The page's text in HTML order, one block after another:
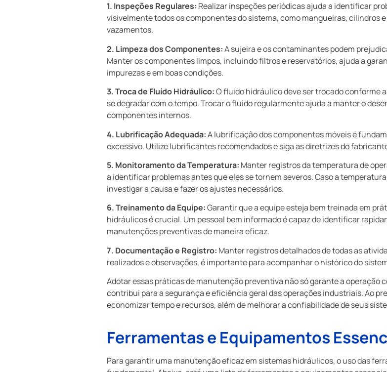
1. Inspeções Regulares: Realizar inspeções periódicas ajuda a identificar
visivelmente todos os componentes do sistema, como mangueiras, cilindros
vazamentos.
2. Limpeza dos Componentes:A sujeira e os contaminantes podem
Manter os componentes limpos, incluindo filtros e reservatórios, ajuda a
impurezas e em boas condições.
3. Troca de Fluído Hidráulico:O fluido hidráulico deve ser trocado conforme
se degradar com o tempo. Trocar o fluido regularmente ajuda a manter o
componentes internos.
4. Lubrificação Adequada:A lubrificação dos componentes móveis é
excessivo. Utilize lubrificantes recomendados e siga as diretrizes do
5. Monitoramento da Temperatura: Manter registros da temperatura de
a identificar problemas antes que eles se tornem severos. Caso a
investigar a causa e fazer os ajustes necessários.
6. Treinamento da Equipe:Garantir que a equipe esteja bem treinada em
hidráulicos é crucial. Um pessoal bem informado é capaz de identificar
manutenções preventivas de maneira eficaz.
7. Documentação e Registro: Manter registros detalhados de todas as
realizados e observações, é importante para acompanhar o histórico do
Adotar essas práticas de manutenção preventiva não só garante a operação
contribui para a segurança e eficiência geral das operações industriais. Ao
economizar tempo e recursos, além de melhorar a confiabilidade de seus
Ferramentas e Equipamentos
Para garantir uma manutenção eficaz em sistemas hidráulicos, o uso das